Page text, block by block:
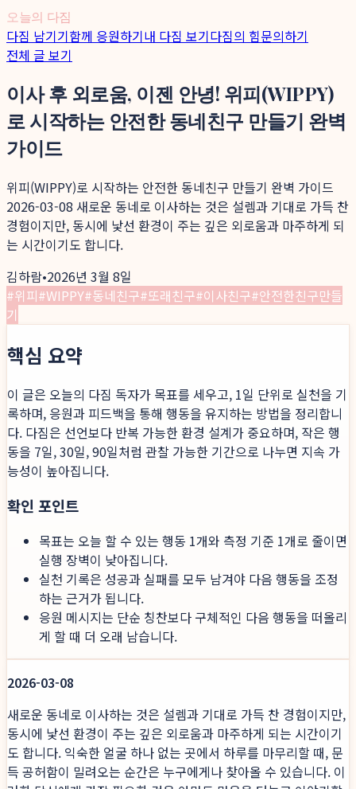
오늘의 다짐
다짐 남기기함께 응원하기내 다짐 보기다짐의 힘문의하기
전체 글 보기
이사 후 외로움, 이젠 안녕! 위피(WIPPY)
로 시작하는 안전한 동네친구 만들기 완벽
가이드
위피(WIPPY)로 시작하는 안전한 동네친구 만들기 완벽 가이드
2026-03-08 새로운 동네로 이사하는 것은 설렘과 기대로 가득 찬
경험이지만, 동시에 낯선 환경이 주는 깊은 외로움과 마주하게 되
는 시간이기도 합니다.
김하람•2026년 3월 8일
#위피#WIPPY#동네친구#또래친구#이사친구#안전한친구만들
기
핵심 요약
이 글은 오늘의 다짐 독자가 목표를 세우고, 1일 단위로 실천을 기
록하며, 응원과 피드백을 통해 행동을 유지하는 방법을 정리합니
다. 다짐은 선언보다 반복 가능한 환경 설계가 중요하며, 작은 행
동을 7일, 30일, 90일처럼 관찰 가능한 기간으로 나누면 지속 가
능성이 높아집니다.
확인 포인트
목표는 오늘 할 수 있는 행동 1개와 측정 기준 1개로 줄이면
실행 장벽이 낮아집니다.
실천 기록은 성공과 실패를 모두 남겨야 다음 행동을 조정
하는 근거가 됩니다.
응원 메시지는 단순 칭찬보다 구체적인 다음 행동을 떠올리
게 할 때 더 오래 남습니다.
2026-03-08
새로운 동네로 이사하는 것은 설렘과 기대로 가득 찬 경험이지만,
동시에 낯선 환경이 주는 깊은 외로움과 마주하게 되는 시간이기
도 합니다. 익숙한 얼굴 하나 없는 곳에서 하루를 마무리할 때, 문
득 공허함이 밀려오는 순간은 누구에게나 찾아올 수 있습니다. 이